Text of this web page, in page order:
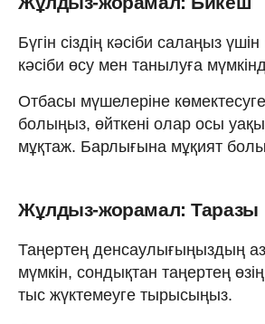
Бүгін сіздің кәсіби салаңыз
кәсіби өсу мен танылуға
Отбасы мүшелеріне
болыңыз, өйткені олар осы
мұқтаж. Барлығына мұқият
Жұлдыз-жорамал: Таразы
Таңертең денсаулығыңыздың
мүмкін, сондықтан таңертең
тыс жүктемеуге тырысыңыз.